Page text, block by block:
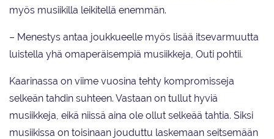
myös musiikilla leikitellä enemmän.
– Menestys antaa joukkueelle myös lisää itsevarmuutta
luistella yhä omaperäisempiä musiikkeja, Outi pohtii.
Kaarinassa on viime vuosina tehty kompromisseja
selkeän tahdin suhteen. Vastaan on tullut hyviä
musiikkeja, eikä niissä aina ole ollut selkeää tahtia. Siksi
musiikissa on toisinaan jouduttu laskemaan seitsemään